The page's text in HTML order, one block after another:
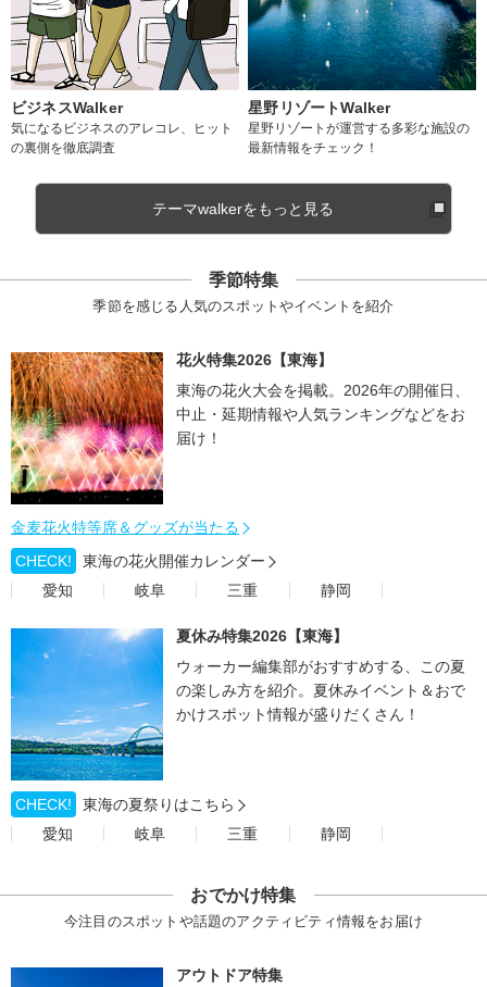
ビジネスWalker
気になるビジネスのアレコレ、ヒット
の裏側を徹底調査
星野リゾートWalker
星野リゾートが運営する多彩な施設の
最新情報をチェック！
テーマwalkerをもっと見る
季節特集
季節を感じる人気のスポットやイベントを紹介
花火特集2026【東海】
東海の花火大会を掲載。2026年の開催日、
中止・延期情報や人気ランキングなどをお
届け！
金麦花火特等席＆グッズが当たる
CHECK!
東海の花火開催カレンダー
愛知
岐阜 三重 静岡
夏休み特集2026【東海】
ウォーカー編集部がおすすめする、この夏
の楽しみ方を紹介。夏休みイベント＆おで
かけスポット情報が盛りだくさん！
CHECK!
東海の夏祭りはこちら
愛知
岐阜 三重 静岡
おでかけ特集
今注目のスポットや話題のアクティビティ情報をお届け
アウトドア特集